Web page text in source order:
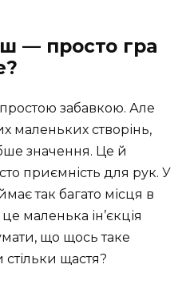
— просто гра
забавкою. Але
маленьких створінь,
значення. Це й
приємність для рук. У
так багато місця в
маленька ін’єкція
що щось таке
щастя?